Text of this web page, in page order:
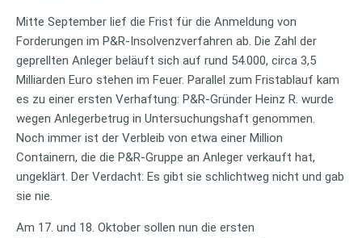
Mitte September lief die Frist für die Anmeldung von
Forderungen im P&R-Insolvenzverfahren ab. Die Zahl der
geprellten Anleger beläuft sich auf rund 54.000, circa 3,5
Milliarden Euro stehen im Feuer. Parallel zum Fristablauf kam
es zu einer ersten Verhaftung: P&R-Gründer Heinz R. wurde
wegen Anlegerbetrug in Untersuchungshaft genommen.
Noch immer ist der Verbleib von etwa einer Million
Containern, die die P&R-Gruppe an Anleger verkauft hat,
ungeklärt. Der Verdacht: Es gibt sie schlichtweg nicht und gab
sie nie.
Am 17. und 18. Oktober sollen nun die ersten